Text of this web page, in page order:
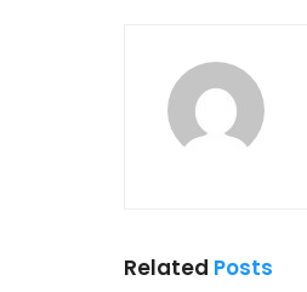
Related Posts